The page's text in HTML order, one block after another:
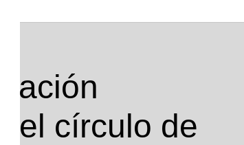
el círculo de